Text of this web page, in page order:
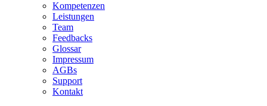
Kompetenzen
Leistungen
Team
Feedbacks
Glossar
Impressum
AGBs
Support
Kontakt